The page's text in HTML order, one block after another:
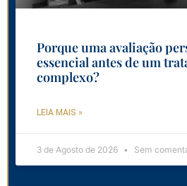
Porque uma avaliação
essencial antes de um
complexo?
LEIA MAIS »
3 de Agosto de 2026 Sem